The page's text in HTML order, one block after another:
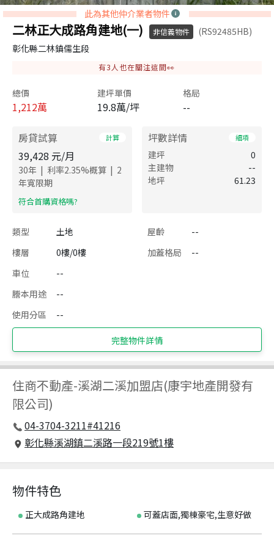
此為其他仲介業者物件
二林正大成路角建地(一) 非信義物件
(RS92485HB)
彰化縣二林鎮儒生段
有3 人也在關注這間👀
總價
1,212萬
建坪單價
19.8萬/坪
格局
--
房貸試算 計算
39,428 元/月
30年 | 利率2.35%概算 | 2
年寬限期
​符合首購資格嗎?
坪數詳情 細項
建坪
0
主建物
--
地坪
61.23
類型 土地 屋齡
--
樓層
0樓/0樓 加蓋格局
--
車位
--
謄本用途
--
使用分區
--
完整物件詳情
住商不動產-溪湖二溪加盟店(康宇地產開發有
限公司)
04-3704-3211#41216
彰化縣溪湖鎮二溪路一段219號1樓
物件特色
正大成路角建地 可蓋店面,獨棟豪宅,生意好做